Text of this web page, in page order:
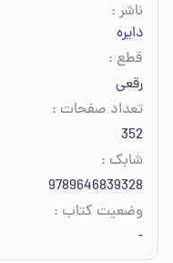
ناشر :
دایره
قطع :
رقعی
تعداد صفحات :
352
شابک :
9789646839328
وضعیت کتاب :
-